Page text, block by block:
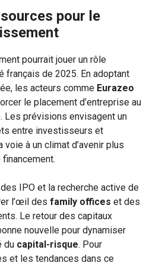
pour le
pourrait jouer un rôle
français de 2025. En adoptant
les acteurs comme Eurazeo
le placement d’entreprise au
Les prévisions envisagent un
entre investisseurs et
à un climat d’avenir plus
IPO et la recherche active de
l’œil des family offices et des
Le retour des capitaux
nouvelle pour dynamiser
du capital-risque. Pour
et les tendances dans ce